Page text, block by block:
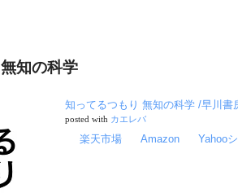
知の科学
知ってるつもり 無知の科学 /早川書
posted with カエレバ
楽天市場 Amazon Yahoo